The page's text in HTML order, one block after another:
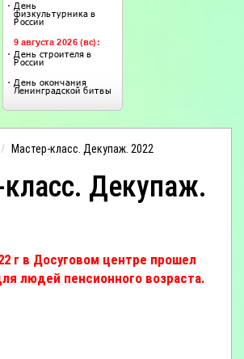
Мастер-класс. Декупаж. 2022
Декупаж.
г в Досуговом центре прошел
людей пенсионного возраста.